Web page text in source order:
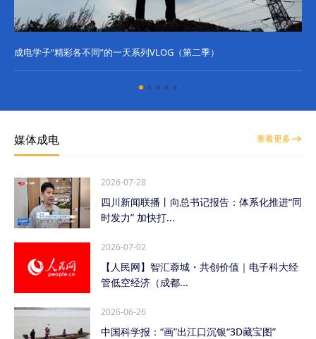
成电学子“精彩各不同”的一天系列VLOG（第二季）
媒体成电 查看更多
2026-07-28
四川新闻联播丨向总书记报告：体系化推进“同
时发力” 加快打...
2026-07-02
【人民网】智汇蓉城・共创价值｜电子科大经
管低空经济（成都...
2026-06-26
中国科学报：“画”出江口沉银“3D藏宝图”